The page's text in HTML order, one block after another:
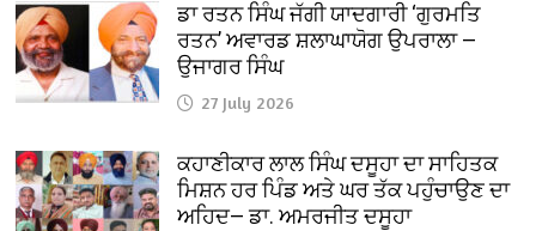
ਡਾ ਰਤਨ ਸਿੰਘ ਜੱਗੀ ਯਾਦਗਾਰੀ ‘ਗੁਰਮਤਿ
ਰਤਨ’ ਅਵਾਰਡ ਸ਼ਲਾਘਾਯੋਗ ਉਪਰਾਲਾ —
ਉਜਾਗਰ ਸਿੰਘ
27 July 2026
ਕਹਾਣੀਕਾਰ ਲਾਲ ਸਿੰਘ ਦਸੂਹਾ ਦਾ ਸਾਹਿਤਕ
ਮਿਸ਼ਨ ਹਰ ਪਿੰਡ ਅਤੇ ਘਰ ਤੱਕ ਪਹੁੰਚਾਉਣ ਦਾ
ਅਹਿਦ— ਡਾ. ਅਮਰਜੀਤ ਦਸੂਹਾ